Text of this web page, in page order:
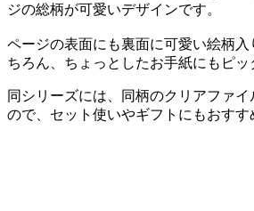
ジの総柄が可愛いデザインです。
ページの表面にも裏面に可愛い絵柄
ちろん、ちょっとしたお手紙にもピッ
同シリーズには、同柄のクリアファ
ので、セット使いやギフトにもおすす